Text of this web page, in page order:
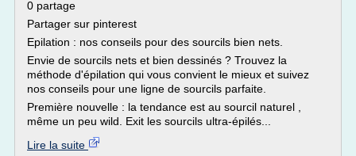
0 partage
Partager sur pinterest
Epilation : nos conseils pour des sourcils bien nets.
Envie de sourcils nets et bien dessinés ? Trouvez la
méthode d'épilation qui vous convient le mieux et suivez
nos conseils pour une ligne de sourcils parfaite.
Première nouvelle : la tendance est au sourcil naturel ,
même un peu wild. Exit les sourcils ultra-épilés...
Lire la suite